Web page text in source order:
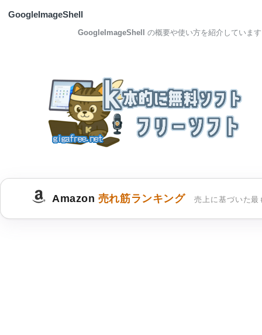
GoogleImageShell
GoogleImageShell の概要や使い方を紹介しています
Amazon 売れ筋ランキング 売上に基づいた最